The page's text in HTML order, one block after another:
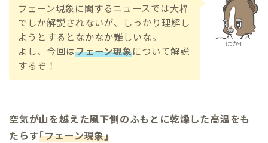
はかせ
フェーン現象に関するニュースでは大枠
でしか解説されないが、しっかり理解し
ようとするとなかなか難しいな。
よし、今回はフェーン現象について解説
するぞ！
空気が山を越えた風下側のふもとに乾燥した高温をも
たらす｢フェーン現象｣